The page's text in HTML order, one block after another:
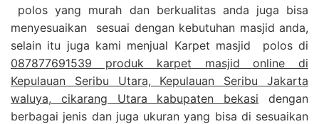
polos yang murah dan berkualitas anda juga bisa
menyesuaikan sesuai dengan kebutuhan masjid anda,
selain itu juga kami menjual Karpet masjid polos di
087877691539 produk karpet masjid online di
Kepulauan Seribu Utara, Kepulauan Seribu Jakarta
waluya, cikarang Utara kabupaten bekasi dengan
berbagai jenis dan juga ukuran yang bisa di sesuaikan